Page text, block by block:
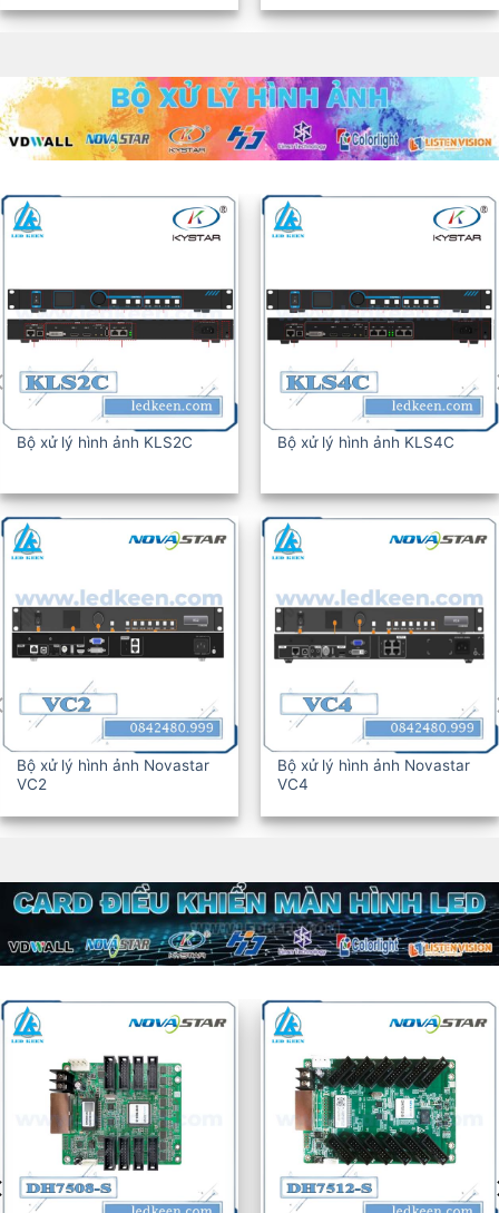
BỘ XỬ LÝ HÌNH ẢNH KLS6C BỘ XỬ LÝ HÌNH ẢNH KLS8C
Bộ xử lý hình ảnh Novastar
VC6
Bộ xử lý hình ảnh Novastar
VC10